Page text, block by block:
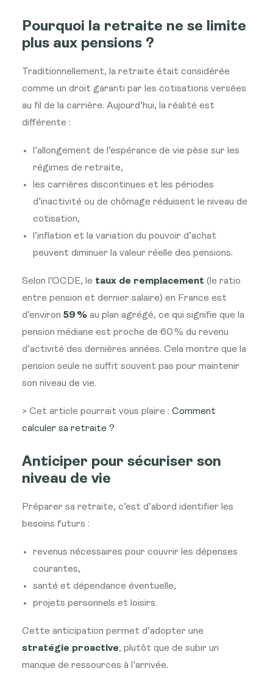
Pourquoi la retraite ne se limite
plus aux pensions ?
Traditionnellement, la retraite était considérée
comme un droit garanti par les cotisations versées
au fil de la carrière. Aujourd’hui, la réalité est
différente :
l’allongement de l’espérance de vie pèse sur les
régimes de retraite,
les carrières discontinues et les périodes
d’inactivité ou de chômage réduisent le niveau de
cotisation,
l’inflation et la variation du pouvoir d’achat
peuvent diminuer la valeur réelle des pensions.
Selon l’OCDE, le taux de remplacement (le ratio
entre pension et dernier salaire) en France est
d’environ 59 % au plan agrégé, ce qui signifie que la
pension médiane est proche de 60 % du revenu
d’activité des dernières années. Cela montre que la
pension seule ne suffit souvent pas pour maintenir
son niveau de vie.
> Cet article pourrait vous plaire : Comment
calculer sa retraite ?
Anticiper pour sécuriser son
niveau de vie
Préparer sa retraite, c’est d’abord identifier les
besoins futurs :
revenus nécessaires pour couvrir les dépenses
courantes,
santé et dépendance éventuelle,
projets personnels et loisirs.
Cette anticipation permet d’adopter une
stratégie proactive, plutôt que de subir un
manque de ressources à l’arrivée.